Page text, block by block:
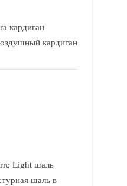
кардиган
кардиган
Light шаль
шаль в